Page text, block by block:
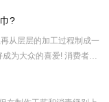
?
从层层的加工过程制成一
为大众的喜爱! 消费者选